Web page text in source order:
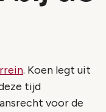
. Koen legt uit
tijd
voor de